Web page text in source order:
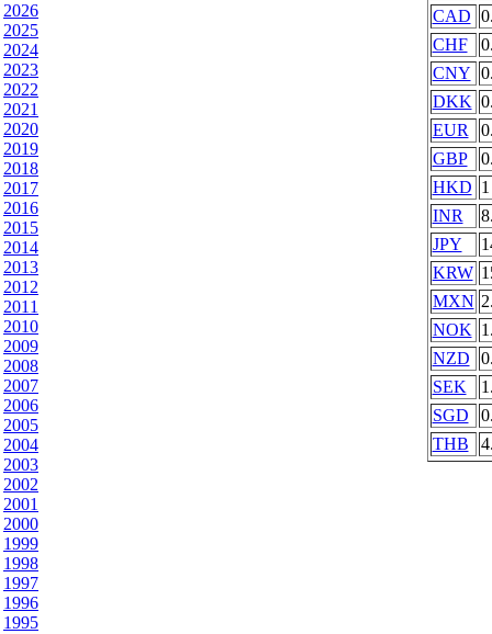
2026
2025
2024
2023
2022
2021
2020
2019
2018
2017
2016
2015
2014
2013
2012
2011
2010
2009
2008
2007
2006
2005
2004
2003
2002
2001
2000
1999
1998
1997
1996
1995
CAD
CHF
CNY
DKK
EUR
GBP
HKD 1
INR
JPY
KRW
MXN
NOK
NZD
SEK
SGD
THB